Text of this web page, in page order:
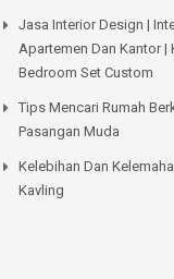
Jasa Interior Design |
Apartemen Dan Kantor |
Bedroom Set Custom
Tips Mencari Rumah
Pasangan Muda
Kelebihan Dan
Kavling